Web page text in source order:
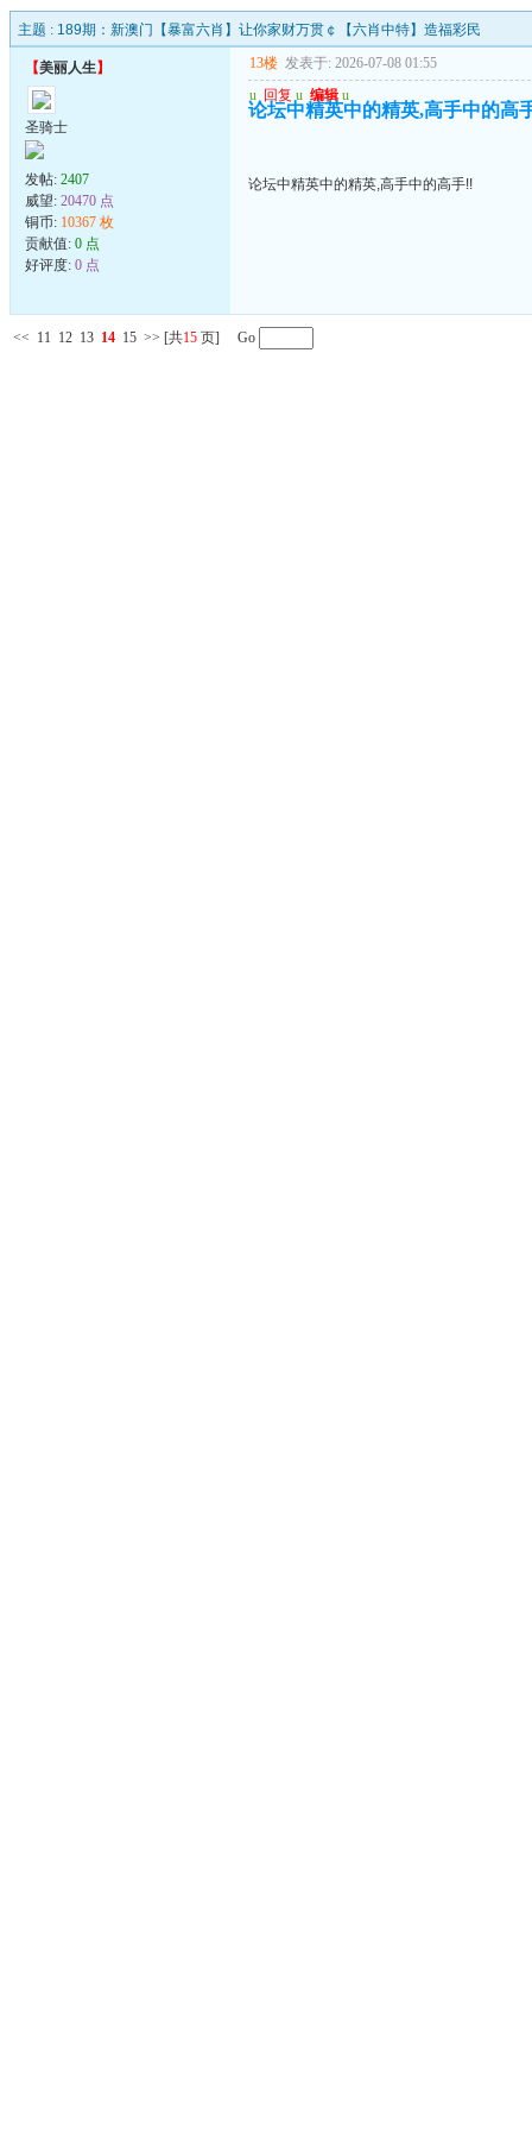
主题 : 189期：新澳门【暴富六肖】让你家财万贯￠【六肖中特】造福彩民
【美丽人生】
圣骑士
发帖: 2407
威望: 20470 点
铜币: 10367 枚
贡献值: 0 点
好评度: 0 点
13楼 发表于: 2026-07-08 01:55
u 回复 u 编辑 u
论坛中精英中的精英,高手中的高
论坛中精英中的精英,高手中的高手!!
<< 11 12 13 14 15 >> [共15 页] Go